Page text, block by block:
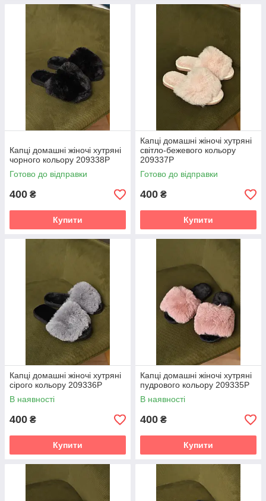
Капці домашні жіночі хутряні
чорного кольору 209338P
Готово до відправки
400 ₴
Купити
Капці домашні жіночі хутряні
світло-бежевого кольору
209337P
Готово до відправки
400 ₴
Купити
Капці домашні жіночі хутряні
сірого кольору 209336P
В наявності
400 ₴
Купити
Капці домашні жіночі хутряні
пудрового кольору 209335P
В наявності
400 ₴
Купити